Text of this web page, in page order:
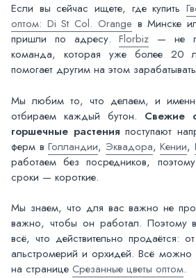
Если вы сейчас ищете, где купить
оптом: Di St Col. Orange в Минске
пришли по адресу.Florbiz — не
команда, которая уже более 20
помогает другим на этом
Мы любим то, что делаем, и
отбираем каждый бутон. Свежие
горшечные растения поступают
ферм в Голландии, Эквадора, Кении,
работаем без посредников,
сроки — короткие.
Мы знаем, что для вас важно не
важно, чтобы он работал. Поэтому
всё, что действительно продаётся:
альстромерий и орхидей. Всё можно
на странице Срезанные цветы оптом.